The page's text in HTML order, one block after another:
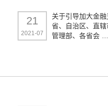
21
2021-07
关于引导加大金
省、自治区、直
管理部、各省会